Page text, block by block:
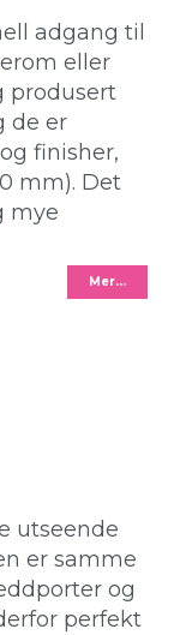
adgang til
eller
produsert
de er
finisher,
mm). Det
mye
Mer…
utseende
er samme
og
perfekt